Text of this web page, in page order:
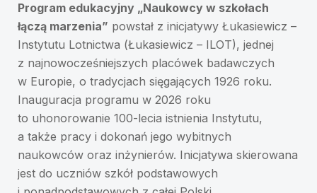
Program edukacyjny „Naukowcy w szkołach
łączą marzenia” powstał z inicjatywy Łukasiewicz –
Instytutu Lotnictwa (Łukasiewicz – ILOT), jednej
z najnowocześniejszych placówek badawczych
w Europie, o tradycjach sięgających 1926 roku.
Inauguracja programu w 2026 roku
to uhonorowanie 100-lecia istnienia Instytutu,
a także pracy i dokonań jego wybitnych
naukowców oraz inżynierów. Inicjatywa skierowana
jest do uczniów szkół podstawowych